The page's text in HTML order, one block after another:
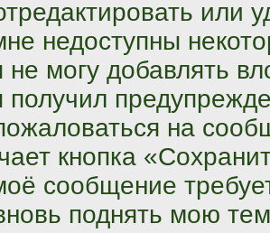
или
недоступны
не могу добавлять
получил
на
кнопка
сообщение
поднять мою